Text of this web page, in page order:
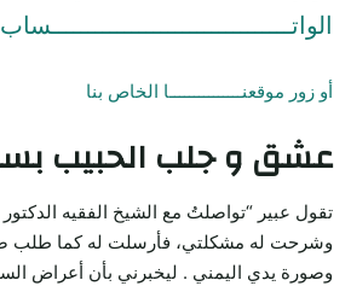
الواتـــــــــــــــــــــــــــــــــساب
أو زور موقعنـــــــــــــــا الخاص بنا
عشق و جلب الحبيب
تقول عبير “تواصلتُ مع الشيخ الفقيه
وشرحت له مشكلتي، فأرسلت له كما طلب
وصورة يدي اليمني . ليخبرني بأن أعراض